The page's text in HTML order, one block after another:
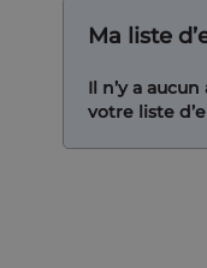
AJOUTER AU
AJOUTER AU
AJOUTER AU
AJOUTER AU
Ma liste
Il n’y a
votre liste